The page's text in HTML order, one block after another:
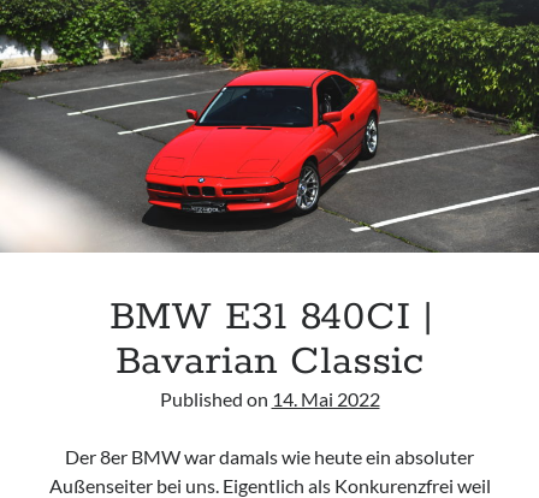
SEDAN
FROM
GERMANY
BMW E31 840CI |
Bavarian Classic
Published on 14. Mai 2022
Der 8er BMW war damals wie heute ein absoluter
Außenseiter bei uns. Eigentlich als Konkurenzfrei weil